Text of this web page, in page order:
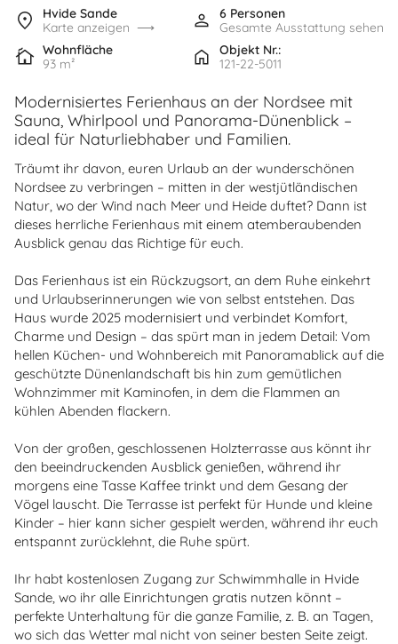
Hvide Sande
Karte anzeigen
6 Personen
Gesamte Ausstattung sehen
Wohnfläche
93 m²
Objekt Nr.:
121-22-5011
Modernisiertes Ferienhaus an der Nordsee mit
Sauna, Whirlpool und Panorama-Dünenblick –
ideal für Naturliebhaber und Familien.
Träumt ihr davon, euren Urlaub an der wunderschönen
Nordsee zu verbringen – mitten in der westjütländischen
Natur, wo der Wind nach Meer und Heide duftet? Dann ist
dieses herrliche Ferienhaus mit einem atemberaubenden
Ausblick genau das Richtige für euch.
Das Ferienhaus ist ein Rückzugsort, an dem Ruhe einkehrt
und Urlaubserinnerungen wie von selbst entstehen. Das
Haus wurde 2025 modernisiert und verbindet Komfort,
Charme und Design – das spürt man in jedem Detail: Vom
hellen Küchen- und Wohnbereich mit Panoramablick auf die
geschützte Dünenlandschaft bis hin zum gemütlichen
Wohnzimmer mit Kaminofen, in dem die Flammen an
kühlen Abenden flackern.
Von der großen, geschlossenen Holzterrasse aus könnt ihr
den beeindruckenden Ausblick genießen, während ihr
morgens eine Tasse Kaffee trinkt und dem Gesang der
Vögel lauscht. Die Terrasse ist perfekt für Hunde und kleine
Kinder – hier kann sicher gespielt werden, während ihr euch
entspannt zurücklehnt, die Ruhe spürt.
Ihr habt kostenlosen Zugang zur Schwimmhalle in Hvide
Sande, wo ihr alle Einrichtungen gratis nutzen könnt –
perfekte Unterhaltung für die ganze Familie, z. B. an Tagen,
wo sich das Wetter mal nicht von seiner besten Seite zeigt.